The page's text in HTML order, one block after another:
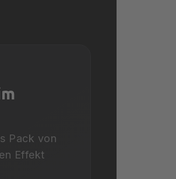
Pack von
Effekt